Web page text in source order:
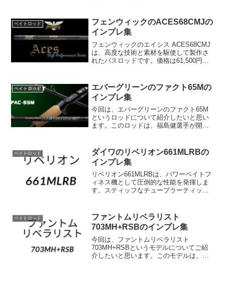
ンウォーターでの落ち着いたテクニック
まで、幅広く対応しま...
ベイトロッド
フェンウィックのACES68CMJの
インプレ集
フェンウィックのエイシス ACES68CMJ
は、高度な技術と素材を駆使して製作さ
れたバスロッドです。価格は61,500円
れています。このロッドの最大の特徴
は、「H...
ベイトロッド
エバーグリーンのファクト65Mの
インプレ集
今回は、エバーグリーンのファクト65M
というロッドについて紹介したいと思い
ます。このロッドは、福島健選手が開発
じる、操る、獲る…巻きの釣りで必要と
されるすべての動作を超...
ベイトロッド
ダイワのリベリオン661MLRBの
インプレ集
リベリオン661MLRBは、パワーベイトフ
ィネス機として圧倒的な性能を発揮しま
す。スティッフなチューブラーティップ
タックが厄介な状況でも、優れた感度を
発揮し、ライトリグ...
ベイトロッド
ファントムリベラリスト
703MH+RSBのインプレ集
今回は、ファントムリベラリスト
703MH+RSBというモデルについてご紹
介したいと思います。このモデルは、フ